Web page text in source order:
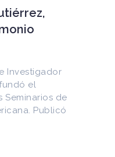
la Yaya de